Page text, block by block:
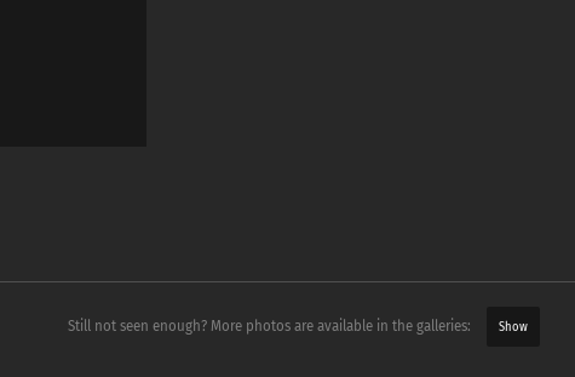
Still not seen enough? More photos are available in the galleries: Show